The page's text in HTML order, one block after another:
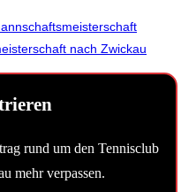
nach Zwickau
rund um den Tennisclub
mehr verpassen.